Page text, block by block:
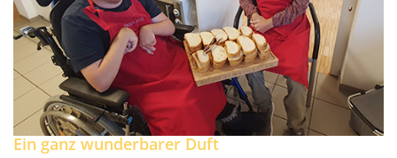
Ein ganz wunderbarer Duft